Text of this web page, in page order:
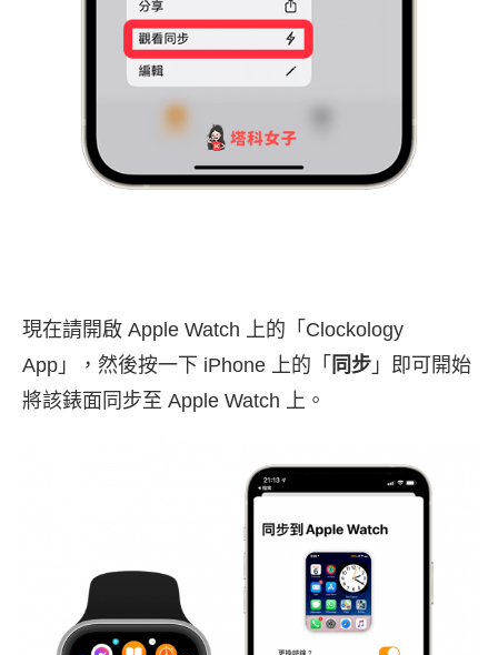
現在請開啟 Apple Watch 上的「Clockology
App」，然後按一下 iPhone 上的「 同步 」即可開始
將該錶面同步至 Apple Watch 上。